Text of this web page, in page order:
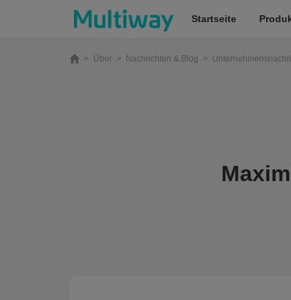
Startseite
> Über > Nachrichten & Blog >